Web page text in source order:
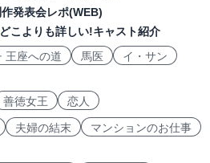
発表会レポ(WEB)
どこよりも詳しい!キャスト紹介
王座への道 馬医
イ・サン
善徳女王 恋人
夫婦の結末
マンションのお仕事